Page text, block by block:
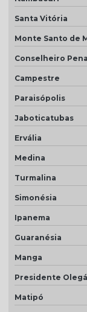
Santa Vitória
Monte Santo de
Conselheiro Pena
Campestre
Paraisópolis
Jaboticatubas
Ervália
Medina
Turmalina
Simonésia
Ipanema
Guaranésia
Manga
Presidente
Matipó